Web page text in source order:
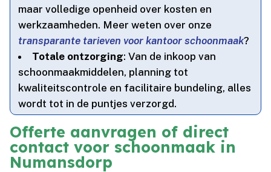
maar volledige openheid over kosten en
werkzaamheden.​ Meer weten over onze
transparante tarieven voor kantoor schoonmaak?
Totale ontzorging: Van de inkoop van
schoonmaakmiddelen, planning tot
kwaliteitscontrole en facilitaire bundeling, alles
wordt tot in de puntjes verzorgd.​
Offerte aanvragen of direct
contact voor schoonmaak in
Numansdorp